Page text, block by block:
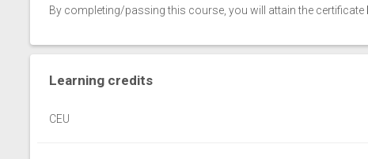
By completing/passing this course, you will attain the certificate
Learning credits
CEU